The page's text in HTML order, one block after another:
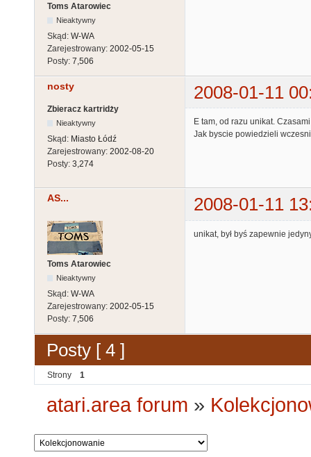
Toms Atarowiec
Nieaktywny
Skąd: W-WA
Zarejestrowany: 2002-05-15
Posty: 7,506
nosty 2008-01-11
Zbieracz kartridży
Nieaktywny
Skąd: Miasto Łódź
Zarejestrowany: 2002-08-20
Posty: 3,274
E tam, od razu unikat.
Jak byscie powiedzieli
AS... 2008-01-11
Toms Atarowiec
Nieaktywny
Skąd: W-WA
Zarejestrowany: 2002-05-15
Posty: 7,506
unikat, był byś zapewnie
Posty [ 4 ]
Strony 1
atari.area forum »